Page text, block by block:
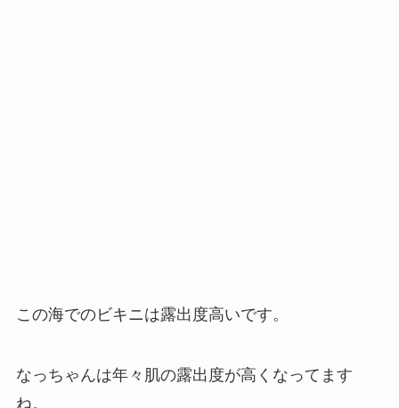
この海でのビキニは露出度高いです。
なっちゃんは年々肌の露出度が高くなってます
ね。